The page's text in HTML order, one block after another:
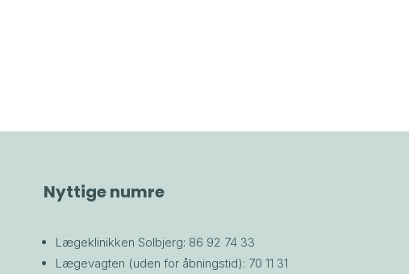
Nyttige numre
Lægeklinikken Solbjerg: 86 92 74 33
Lægevagten (uden for åbningstid): 70 11 31